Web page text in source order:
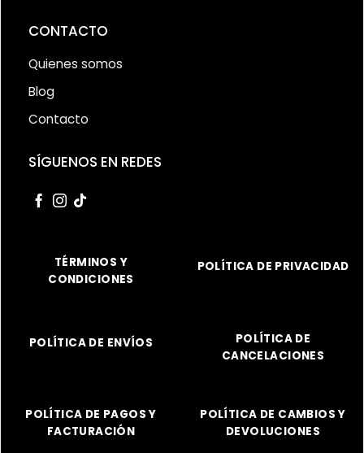
CONTACTO
Quienes somos
Blog
Contacto
SÍGUENOS EN REDES
TÉRMINOS Y
CONDICIONES
POLÍTICA DE PRIVACIDAD
POLÍTICA DE ENVÍOS
POLÍTICA DE
CANCELACIONES
POLÍTICA DE PAGOS Y
FACTURACIÓN
POLÍTICA DE CAMBIOS Y
DEVOLUCIONES